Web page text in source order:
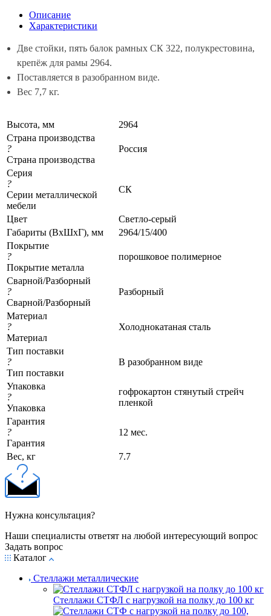
Описание
Характеристики
Две стойки, пять балок рамных СК 322, полукрестовина,
крепёж для рамы 2964.
Поставляется в разобранном виде.
Вес 7,7 кг.
Высота, мм
2964
Страна производства
?
Страна производства
Россия
Серия
?
Серии металлической
мебели
СК
Цвет
Светло-серый
Габариты (ВхШхГ), мм
2964/15/400
Покрытие
?
Покрытие металла
порошковое полимерное
Сварной/Разборный
?
Сварной/Разборный
Разборный
Материал
?
Материал
Холоднокатаная сталь
Тип поставки
?
Тип поставки
В разобранном виде
Упаковка
?
Упаковка
гофрокартон стянутый стрейч
пленкой
Гарантия
?
Гарантия
12 мес.
Вес, кг 7.7
Нужна консультация?
Наши специалисты ответят на любой интересующий вопрос
Задать вопрос
Каталог
Стеллажи металлические
Стеллажи СТФЛ с нагрузкой на полку до 100 кг